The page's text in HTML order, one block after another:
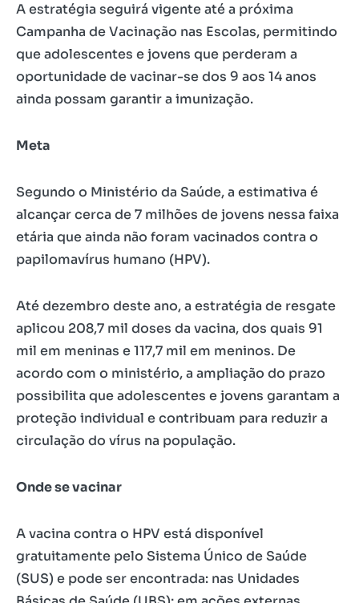
A estratégia seguirá vigente até a próxima
Campanha de Vacinação nas Escolas, permitindo
que adolescentes e jovens que perderam a
oportunidade de vacinar-se dos 9 aos 14 anos
ainda possam garantir a imunização.
Meta
Segundo o Ministério da Saúde, a estimativa é
alcançar cerca de 7 milhões de jovens nessa faixa
etária que ainda não foram vacinados contra o
papilomavírus humano (HPV).
Até dezembro deste ano, a estratégia de resgate
aplicou 208,7 mil doses da vacina, dos quais 91
mil em meninas e 117,7 mil em meninos. De
acordo com o ministério, a ampliação do prazo
possibilita que adolescentes e jovens garantam a
proteção individual e contribuam para reduzir a
circulação do vírus na população.
Onde se vacinar
A vacina contra o HPV está disponível
gratuitamente pelo Sistema Único de Saúde
(SUS) e pode ser encontrada: nas Unidades